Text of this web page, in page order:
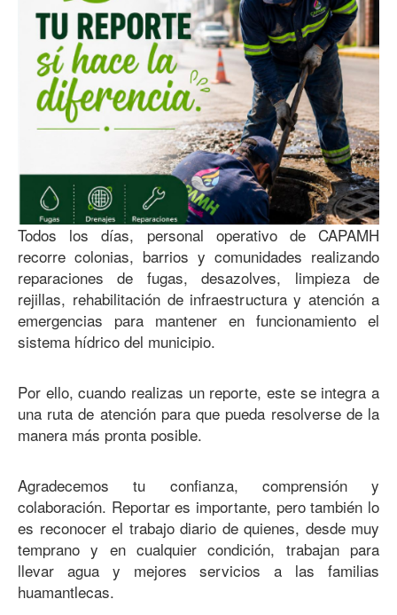
Todos los días, personal operativo de CAPAMH
recorre colonias, barrios y comunidades realizando
reparaciones de fugas, desazolves, limpieza de
rejillas, rehabilitación de infraestructura y atención a
emergencias para mantener en funcionamiento el
sistema hídrico del municipio.
Por ello, cuando realizas un reporte, este se integra a
una ruta de atención para que pueda resolverse de la
manera más pronta posible.
Agradecemos tu confianza, comprensión y
colaboración. Reportar es importante, pero también lo
es reconocer el trabajo diario de quienes, desde muy
temprano y en cualquier condición, trabajan para
llevar agua y mejores servicios a las familias
huamantlecas.